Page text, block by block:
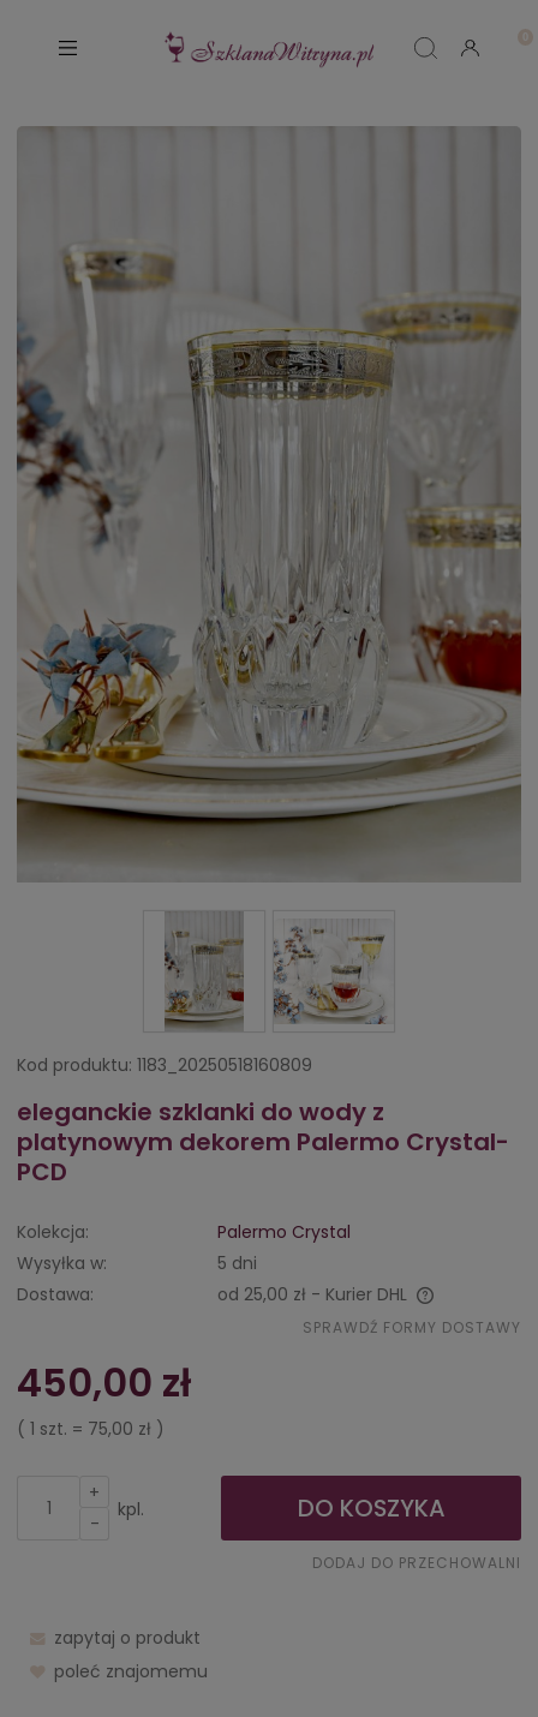
Kod produktu: 1183_20250518160809
eleganckie szklanki do wody z
platynowym dekorem Palermo Crystal-
PCD
Kolekcja:
Palermo Crystal
Wysyłka w:
5 dni
Dostawa:
od 25,00 zł - Kurier DHL
Cena nie zawiera ewentualnych kosztów płatności
SPRAWDŹ FORMY DOSTAWY
450,00 zł
( 1 szt. = 75,00 zł )
+
-
kpl. DO KOSZYKA
DODAJ DO PRZECHOWALNI
zapytaj o produkt
poleć znajomemu